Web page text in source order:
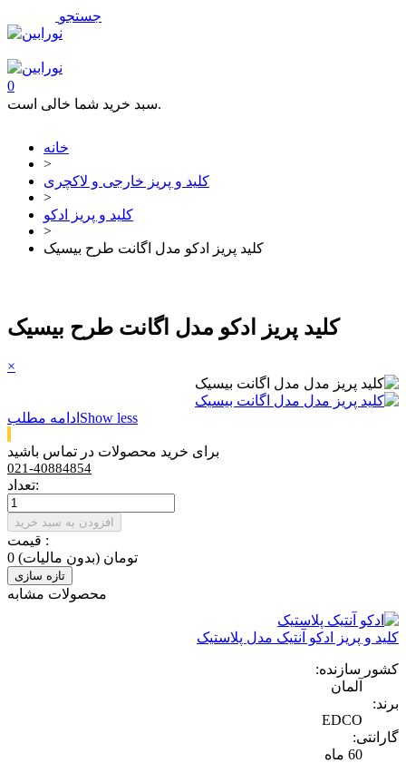
جستجو
0
سبد خرید شما خالی است.
خانه
>
کلید و پریز خارجی و لاکچری
>
کلید و پریز ادکو
>
کلید پریز ادکو مدل اگانت طرح بیسیک
کلید پریز ادکو مدل اگانت طرح بیسیک
×
ادامه مطلب Show less
برای خرید محصولات در تماس باشید
021-40884854
تعداد:
افزودن به سبد خرید
قیمت :
0 تومان (بدون مالیات)
محصولات مشابه
کلید و پریز ادکو آنتیک مدل پلاستیک
کشور سازنده:
آلمان
برند:
EDCO
گارانتی:
60 ماه